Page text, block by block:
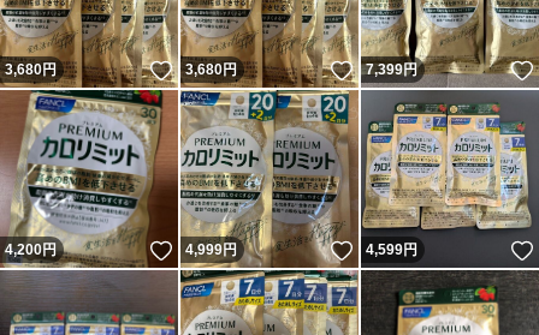
3,680円 いいね！
3,680円 いいね！
7,399円
4,200円 いいね！
4,999円 いいね！
4,599円